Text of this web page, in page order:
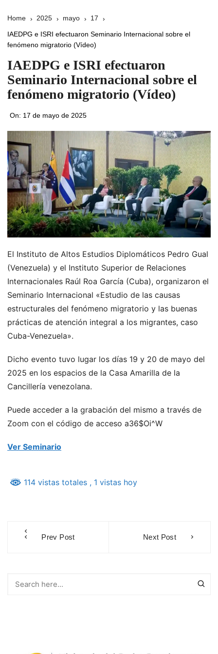
Home 2025 mayo 17
IAEDPG e ISRI efectuaron Seminario Internacional sobre el
fenómeno migratorio (Vídeo)
IAEDPG e ISRI efectuaron
Seminario Internacional sobre el
fenómeno migratorio (Vídeo)
On: 17 de mayo de 2025
El Instituto de Altos Estudios Diplomáticos Pedro Gual
(Venezuela) y el Instituto Superior de Relaciones
Internacionales Raúl Roa García (Cuba), organizaron el
Seminario Internacional «Estudio de las causas
estructurales del fenómeno migratorio y las buenas
prácticas de atención integral a los migrantes, caso
Cuba-Venezuela».
Dicho evento tuvo lugar los días 19 y 20 de mayo del
2025 en los espacios de la Casa Amarilla de la
Cancillería venezolana.
Puede acceder a la grabación del mismo a través de
Zoom con el código de acceso a36$Oi^W
Ver Seminario
114 vistas totales , 1 vistas hoy
Navegación
Prev Post Next Post